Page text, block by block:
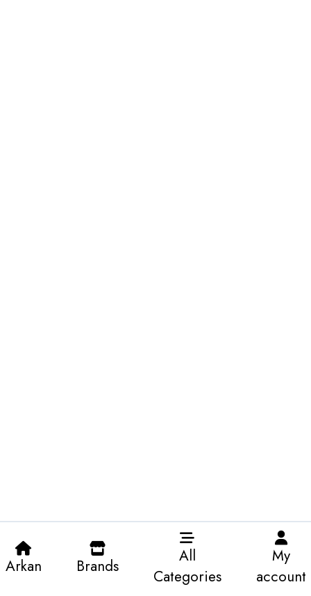
Arkan Brands
All
Categories
My
account